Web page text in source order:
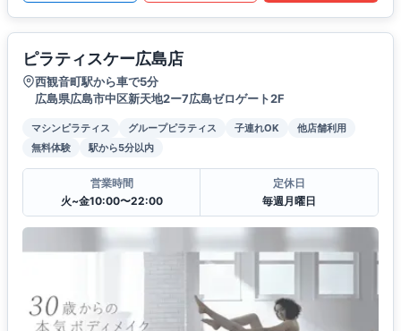
ピラティスケー広島店
西観音町駅から車で5分
広島県広島市中区新天地2ー7広島ゼロゲート2F
マシンピラティス グループピラティス 子連れOK
他店舗利用
無料体験
駅から5分以内
営業時間
火~金10:00〜22:00
定休日
毎週月曜日